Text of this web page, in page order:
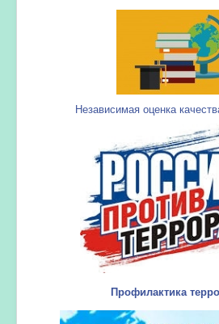
Независимая оценка
Профилактика